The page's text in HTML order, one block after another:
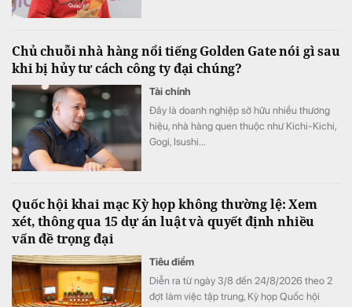
Chủ chuỗi nhà hàng nổi tiếng Golden Gate nói gì sau
khi bị hủy tư cách công ty đại chúng?
Tài chính
Đây là doanh nghiệp sở hữu nhiều thương
hiệu, nhà hàng quen thuộc như Kichi-Kichi,
Gogi, Isushi...
Quốc hội khai mạc Kỳ họp không thường lệ: Xem
xét, thông qua 15 dự án luật và quyết định nhiều
vấn đề trọng đại
Tiêu điểm
Diễn ra từ ngày 3/8 đến 24/8/2026 theo 2
đợt làm việc tập trung, Kỳ họp Quốc hội